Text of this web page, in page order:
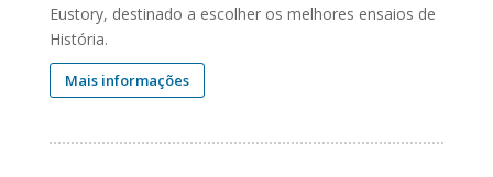
Eustory, destinado a escolher os melhores ensaios de
História.
Mais informações